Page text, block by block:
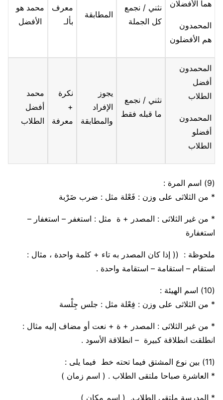
هما الأفضلان
المحمدون
هم الأفضلون
نثني / نجمع
كل الجملة
المطابقة
معرف
بألـ
محمد هو
الأفضل
المحمدون
أفضل
الطلاب
المحمدون
أفضلو
الطلاب
نثني / نجمع
ما قبله فقط
يجوز
الإفراد
والمطابقة
نكرة
+
معرفة
محمد
أفضل
الطلاب
(9)
اسم المرة :
* من الثلاثى على وزن : فَعْلة مثل : ضرب ضَرْبة
* من غير الثلاثى : المصدر + ة مثل : استغفر – استغفار –
استغفار ة
ملحوظة : (( إذا كان المصدر به تاء + كلمة واحدة ، مثال :
استقام – استقامة – استقامة واحدة .
(10)
اسم الهيئة :
* من الثلاثى على وزن : فِعْلة مثل : جلس جِلْسة
* من غير الثلاثى : المصدر + ة + نعت أو مضاف إليه مثال :
انطلقت انطلاقة كبيرة – انطلاقة الأسود .
(11)
بين نوع المشتق فيما تحته خط فيما يلى :
* العاشرة صباحا ملتقى الطلاب . ( اسم زمان )
* المدرسة ملتقى الطلاب. ( اسم مكان )